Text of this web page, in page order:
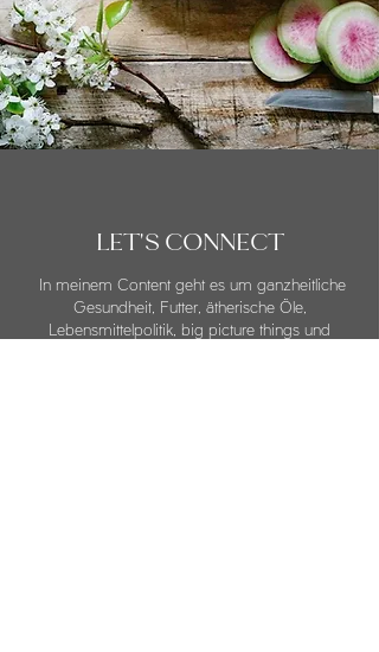
LET'S CONNECT
In meinem Content geht es um ganzheitliche
Gesundheit, Futter, ätherische Öle,
Lebensmittelpolitik, big picture things und